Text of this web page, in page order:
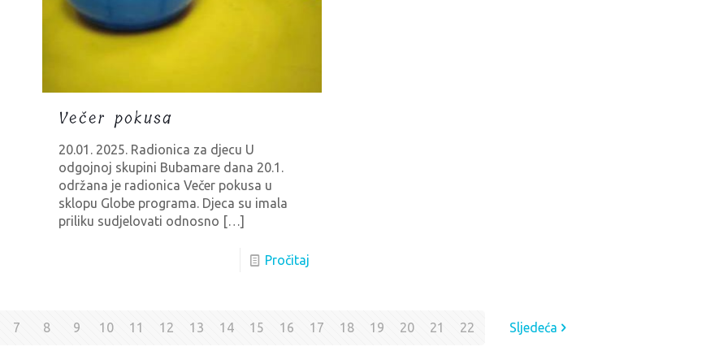
Večer pokusa
20.01. 2025. Radionica za djecu U
odgojnoj skupini Bubamare dana 20.1.
održana je radionica Večer pokusa u
sklopu Globe programa. Djeca su imala
priliku sudjelovati odnosno […]
Pročitaj
7 8 9 10 11 12 13 14 15 16 17 18 19 20 21 22 Sljedeća